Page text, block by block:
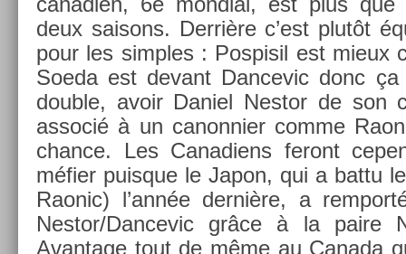
deux saisons. Derrière c’est plutôt
pour les sim­ples : Pos­pisil est mieux
Soeda est de­vant Dan­cevic donc
doub­le, avoir Daniel Nes­tor de son
as­socié à un canon­ni­er comme
chan­ce. Les Canadiens feront
méfier puis­que le Japon, qui a battu
Raonic) l’année dernière, a
Nes­tor/Dan­cevic grâce à la paire
Avan­tage tout de même au Canada